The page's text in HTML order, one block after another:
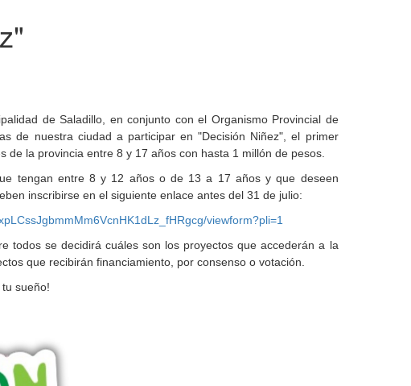
de Saladillo, en conjunto con el Organismo Provincial de
de nuestra ciudad a participar en "Decisión Niñez", el primer
la provincia entre 8 y 17 años con hasta 1 millón de pesos.
tengan entre 8 y 12 años o de 13 a 17 años y que deseen
inscribirse en el siguiente enlace antes del 31 de julio:
ssJgbmmMm6VcnHK1dLz_fHRgcg/viewform?pli=1
todos se decidirá cuáles son los proyectos que accederán a la
que recibirán financiamiento, por consenso o votación.
sueño!